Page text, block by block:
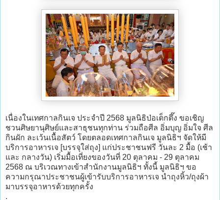
เนื่องในเทศกาลกินเจ ประจำปี 2568 มูลนิธิป่อเต็กตึ๊ง ขอเชิญ
ชวนศิษยานุศิษย์และสาธุชนทุกท่าน ร่วมถือศีล อิ่มบุญ อิ่มใจ ศีล
กินผัก ละเว้นเนื้อสัตว์ โดยตลอดเทศกาลกินเจ มูลนิธิฯ จัดให้มี
บริการอาหารเจ [บรรจุใส่ถุง] แก่ประชาชนฟรี วันละ 2 มื้อ (เช้า
และ กลางวัน) เริ่มมื้อเที่ยงของวันที่ 20 ตุลาคม - 29 ตุลาคม
2568 ณ บริเวณทางเข้าสำนักงานมูลนิธิฯ ทั้งนี้ มูลนิธิฯ ขอ
ความกรุณาประชาชนผู้เข้ารับบริการอาหารเจ นำถุงหิ้ว/ถุงผ้า
มาบรรจุอาหารด้วยทุกครั้ง
.